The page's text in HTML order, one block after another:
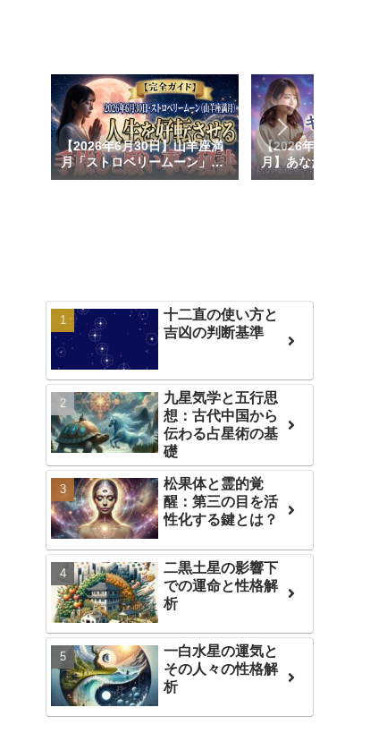
【2026年6月30日】山羊座満
月「ストロベリームーン」で
人生激変！願い事の書き方と
【2026年6月15日双
月】あなたの使命と
花する♊✨「ヤシの木
十二直の使い方と
吉凶の判断基準
九星気学と五行思
想：古代中国から
伝わる占星術の基
礎
松果体と霊的覚
醒：第三の目を活
性化する鍵とは？
二黒土星の影響下
での運命と性格解
析
一白水星の運気と
その人々の性格解
析